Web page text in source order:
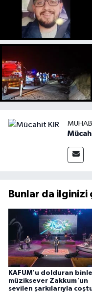
Bunlar da ilginizi
KAFUM'u dolduran
müziksever Zakkum'un
sevilen şarkılarıyla